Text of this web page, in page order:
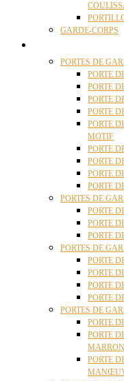
GARDE-CORPS
PORTES DE
PORTE
PORTE
PORTE
PORTE
PORTE
MOTIF
PORTE
PORTE
PORTE
PORTE
PORTES DE
PORTE
PORTE
PORTE
PORTES DE
PORTE
PORTE
PORTE
PORTE
PORTES DE
PORTE
PORTE
MARRON
PORTE